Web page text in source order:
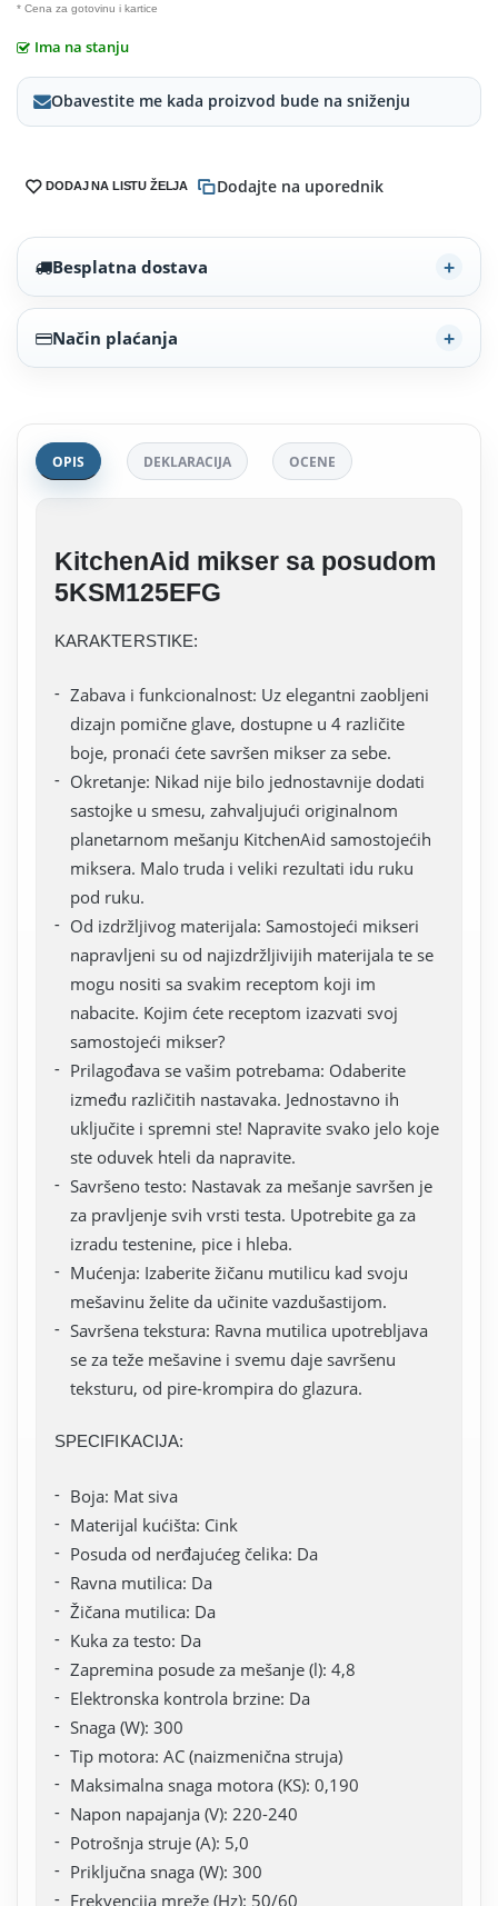
* Cena za gotovinu i kartice
Ima na stanju
Obavestite me kada proizvod bude na sniženju
DODAJ NA LISTU ŽELJA Dodajte na uporednik
Besplatna dostava
Način plaćanja
OPIS DEKLARACIJA OCENE
KitchenAid mikser sa posudom
5KSM125EFG
KARAKTERSTIKE:
Zabava i funkcionalnost: Uz elegantni zaobljeni
dizajn pomične glave, dostupne u 4 različite
boje, pronaći ćete savršen mikser za sebe.
Okretanje: Nikad nije bilo jednostavnije dodati
sastojke u smesu, zahvaljujući originalnom
planetarnom mešanju KitchenAid samostojećih
miksera. Malo truda i veliki rezultati idu ruku
pod ruku.
Od izdržljivog materijala: Samostojeći mikseri
napravljeni su od najizdržljivijih materijala te se
mogu nositi sa svakim receptom koji im
nabacite. Kojim ćete receptom izazvati svoj
samostojeći mikser?
Prilagođava se vašim potrebama: Odaberite
između različitih nastavaka. Jednostavno ih
uključite i spremni ste! Napravite svako jelo koje
ste oduvek hteli da napravite.
Savršeno testo: Nastavak za mešanje savršen je
za pravljenje svih vrsti testa. Upotrebite ga za
izradu testenine, pice i hleba.
Mućenja: Izaberite žičanu mutilicu kad svoju
mešavinu želite da učinite vazdušastijom.
Savršena tekstura: Ravna mutilica upotrebljava
se za teže mešavine i svemu daje savršenu
teksturu, od pire-krompira do glazura.
SPECIFIKACIJA:
Boja: Mat siva
Materijal kućišta: Cink
Posuda od nerđajućeg čelika: Da
Ravna mutilica: Da
Žičana mutilica: Da
Kuka za testo: Da
Zapremina posude za mešanje (l): 4,8
Elektronska kontrola brzine: Da
Snaga (W): 300
Tip motora: AC (naizmenična struja)
Maksimalna snaga motora (KS): 0,190
Napon napajanja (V): 220-240
Potrošnja struje (A): 5,0
Priključna snaga (W): 300
Frekvencija mreže (Hz): 50/60